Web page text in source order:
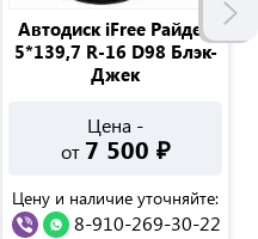
Автодиск iFree Райдер
5*139,7 R-16 D98 Блэк-
Джек
Цена -
от 7 500 ₽
Цену и наличие уточняйте:
8-910-269-30-22